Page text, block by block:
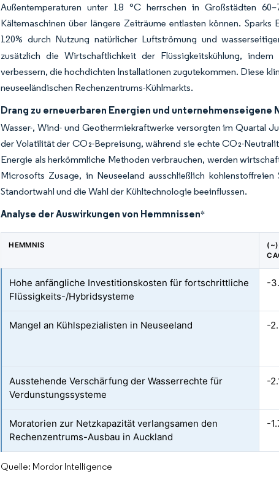
Außentemperaturen unter 18 °C herrschen in Großstädten
Kältemaschinen über längere Zeiträume entlasten können.
120% durch Nutzung natürlicher Luftströmung und
zusätzlich die Wirtschaftlichkeit der Flüssigkeitskühlung,
verbessern, die hochdichten Installationen zugutekommen. Diese
neuseeländischen Rechenzentrums-Kühlmarkts.
Drang zu erneuerbaren Energien und unternehmenseigene
Wasser-, Wind- und Geothermiekraftwerke versorgten im Quartal
der Volatilität der CO₂-Bepreisung, während sie echte CO₂-
Energie als herkömmliche Methoden verbrauchen, werden
Microsofts Zusage, in Neuseeland ausschließlich
Standortwahl und die Wahl der Kühltechnologie beeinflussen.
Analyse der Auswirkungen von Hemmnissen*
HEMMNIS
(~)
Hohe anfängliche Investitionskosten für fortschrittliche
Flüssigkeits-/Hybridsysteme
-
Mangel an Kühlspezialisten in Neuseeland -
Ausstehende Verschärfung der Wasserrechte für
Verdunstungssysteme
-
Moratorien zur Netzkapazität verlangsamen den
Rechenzentrums-Ausbau in Auckland
-
Quelle: Mordor Intelligence